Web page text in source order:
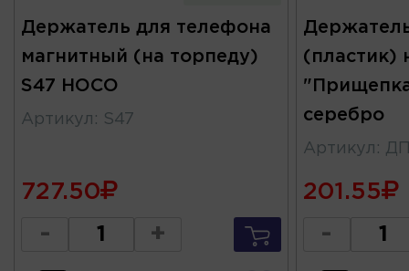
Держатель для телефона
магнитный (на торпеду)
S47 HOCO
Артикул : S47
727.50
- +
(пластик)
серебро
Артикул :
201.55
-